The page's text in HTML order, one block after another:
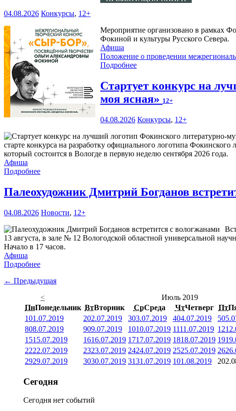
04.08.2026 Конкурсы, 12+
Мероприятие организовано в рамках
Фокиной и культуры Русского Севера.
Афиша
Положение о проведении
Подробнее
Стартует конкурс на
моя ясная» 12+
04.08.2026 Конкурсы, 12+
старте конкурса на разработку официального логотипа
который состоится в Вологде в первую неделю сентября 2026 года.
Афиша
Подробнее
Палеохудожник Дмитрий Богданов
04.08.2026 Новости, 12+
13 августа, в зале № 12 Вологодской областной универсальной
Начало в 17 часов.
Афиша
Подробнее
← Предыдущая
<
Июль 2019
ПнПонедельник ВтВторник СрСреда ЧтЧетверг Пт
101.07.2019 202.07.2019 303.07.2019 404.07.2019 5
808.07.2019 909.07.2019 1010.07.2019 1111.07.2019 12
1515.07.2019 1616.07.2019 1717.07.2019 1818.07.2019 19
2222.07.2019 2323.07.2019 2424.07.2019 2525.07.2019 26
2929.07.2019 3030.07.2019 3131.07.2019 101.08.2019 2
Сегодня
Сегодня нет событий